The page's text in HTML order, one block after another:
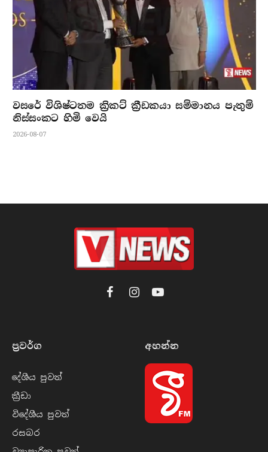
වසරේ විශිෂ්ටතම ක්‍රිකට් ක්‍රීඩකයා සම්මානය පැතුම්
නිස්සංකට හිමි වෙයි
2026-08-07
FacebookInstagramYouTube
ප්‍රවර්​ග
දේශීය පුව​ත්
ක්‍රී​ඩා
විදේශීය පුව​ත්
රසබ​ර
අහන්​න